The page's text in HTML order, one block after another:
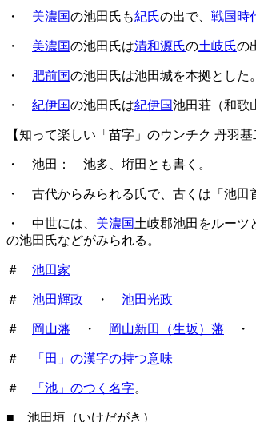
・ 美濃国の池田氏も紀氏の出で、 戦国時
・ 美濃国の池田氏は清和源氏の土岐氏の
・ 肥前国の池田氏は池田城を本拠とした。
・ 紀伊国の池田氏は紀伊国池田荘（和歌
【知って楽しい「苗字」のウンチク 丹羽基
・ 池田： 池多、垳田とも書く。
・ 古代からみられる氏で、古くは「池田
・ 中世には、 美濃国土岐郡池田をルーツ
の池田氏などがみられる。
＃ 池田家
＃ 池田輝政 ・ 池田光政
＃ 岡山藩 ・ 岡山新田（生坂）藩 ・
＃ 「田」の漢字の持つ意味
＃ 「池」のつく名字。
■ 池田垣（いけだがき）